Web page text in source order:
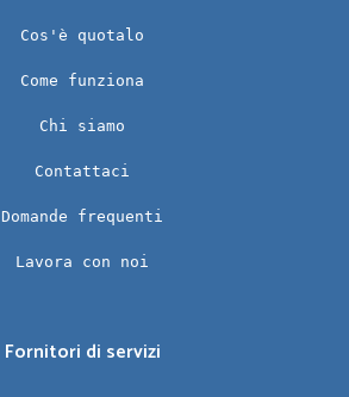
Cos'è quotalo
Come funziona
Chi siamo
Contattaci
Domande frequenti
Lavora con noi
Fornitori di servizi